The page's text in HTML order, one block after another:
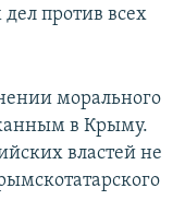
против всех
морального
в Крыму.
властей не